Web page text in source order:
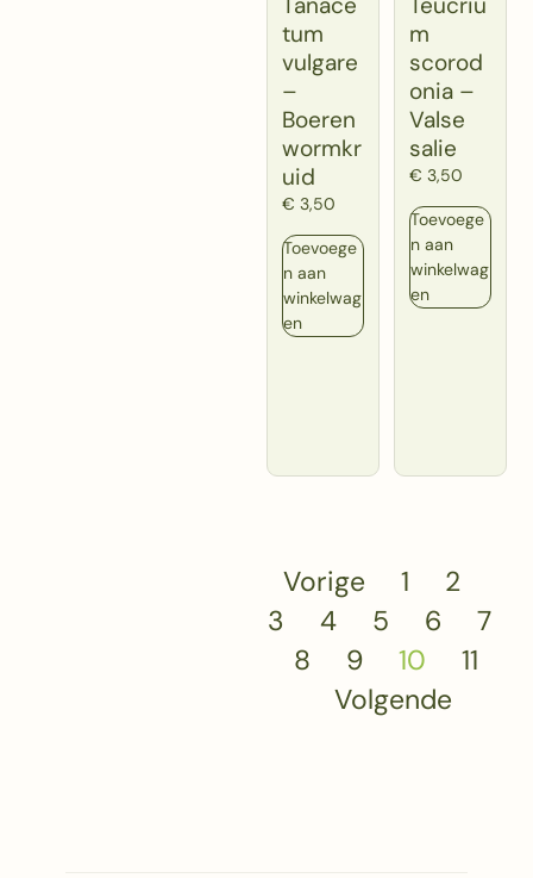
tum
vulgare
–
Boeren
wormkr
uid
€ 3,50
Toevoege
n aan
winkelwag
en
m
scorod
onia –
Valse
salie
€ 3,50
Toevoege
n aan
winkelwag
en
Vorige 1
2
3
4 5 6
7
8
9 10
11
Volgende